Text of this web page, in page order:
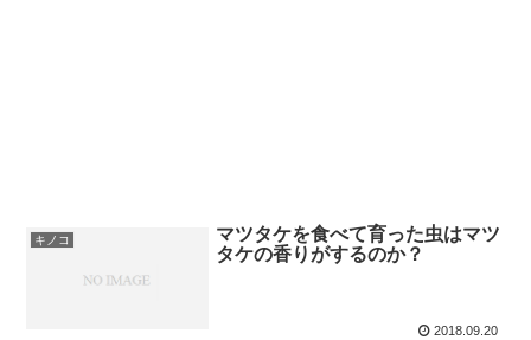
キノコ
マツタケを食べて育った虫はマツ
タケの香りがするのか？
2018.09.20